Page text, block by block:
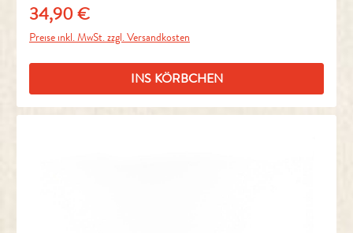
Regulärer Preis:
34,90 €
Preise inkl. MwSt. zzgl. Versandkosten
INS KÖRBCHEN